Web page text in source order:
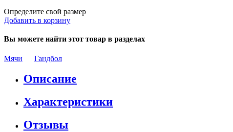
Определите свой размер
Добавить в корзину
Вы можете найти этот товар в разделах
Мячи Гандбол
Описание
Характеристики
Отзывы